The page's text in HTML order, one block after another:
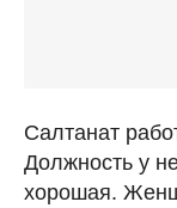
Салтанат
Должность у
хорошая.